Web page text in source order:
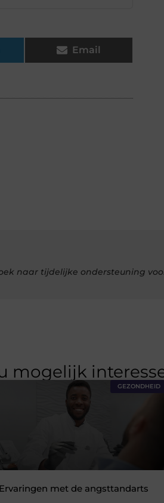
Email
mogelijk
GEZONDHEID
Ervaringen met de angsttandarts